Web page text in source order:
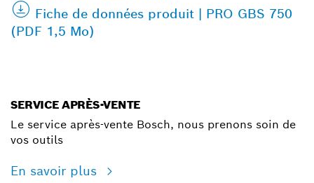
Fiche de données produit | PRO GBS 750
(PDF 1,5 Mo)
SERVICE APRÈS-VENTE
Le service après-vente Bosch, nous prenons soin de
vos outils
En savoir plus